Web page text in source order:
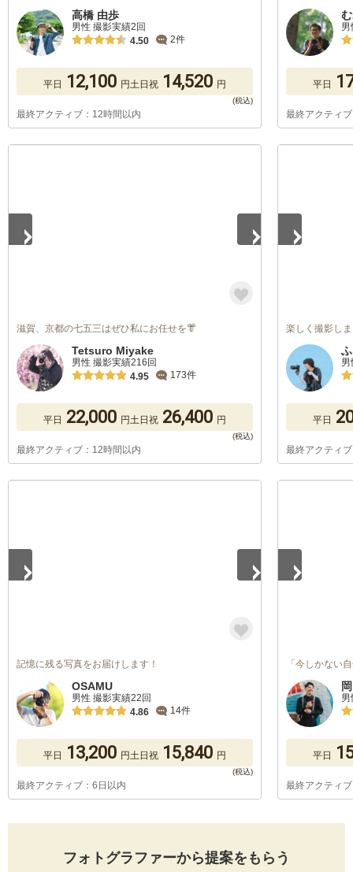
高橋 由歩
男性 撮影実績2回
4.50
2件
平日 12,100 円土日祝 14,520 円
最終アクティブ：12時間以内
平日
最終アクティ
滋賀、京都の七五三はぜひ私にお任せを👘
Tetsuro Miyake
男性 撮影実績216回
4.95
173件
平日 22,000 円土日祝 26,400 円
最終アクティブ：12時間以内
楽しく撮影し
平日
最終アクティ
記憶に残る写真をお届けします！
OSAMU
男性 撮影実績22回
4.86
14件
平日 13,200 円土日祝 15,840 円
最終アクティブ：6日以内
「今しかない
平日
最終アクティ
フォトグラファーから提案をもらう